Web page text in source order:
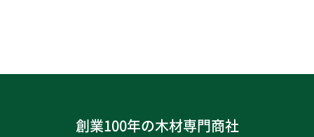
創業100年の木材専門商社